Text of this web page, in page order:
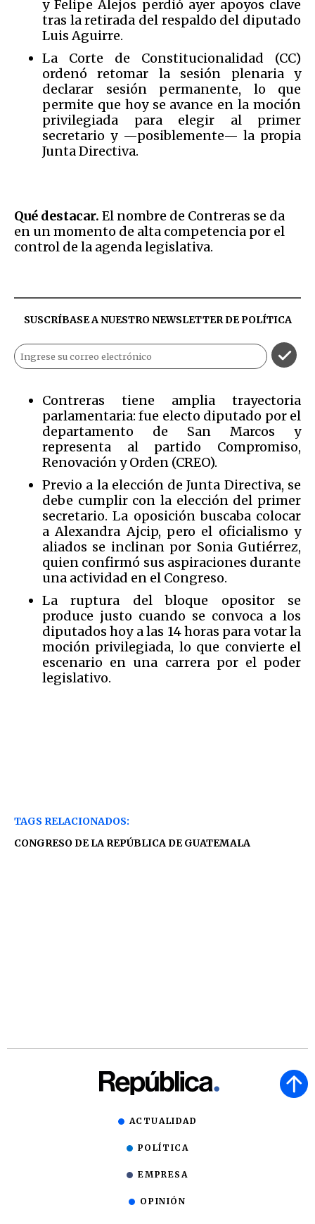
y Felipe Alejos perdió ayer apoyos clave
tras la retirada del respaldo del diputado
Luis Aguirre.
La Corte de Constitucionalidad (CC)
ordenó retomar la sesión plenaria y
declarar sesión permanente, lo que
permite que hoy se avance en la moción
privilegiada para elegir al primer
secretario y —posiblemente— la propia
Junta Directiva.
Qué destacar. El nombre de Contreras se da
en un momento de alta competencia por el
control de la agenda legislativa.
SUSCRÍBASE A NUESTRO NEWSLETTER DEPOLÍTICA
Contreras tiene amplia trayectoria
parlamentaria: fue electo diputado por el
departamento de San Marcos y
representa al partido Compromiso,
Renovación y Orden (CREO).
Previo a la elección de Junta Directiva, se
debe cumplir con la elección del primer
secretario. La oposición buscaba colocar
a Alexandra Ajcip, pero el oficialismo y
aliados se inclinan por Sonia Gutiérrez,
quien confirmó sus aspiraciones durante
una actividad en el Congreso.
La ruptura del bloque opositor se
produce justo cuando se convoca a los
diputados hoy a las 14 horas para votar la
moción privilegiada, lo que convierte el
escenario en una carrera por el poder
legislativo.
TAGS RELACIONADOS:
CONGRESO DE LA REPÚBLICA DE GUATEMALA
ACTUALIDAD
POLÍTICA
EMPRESA
OPINIÓN